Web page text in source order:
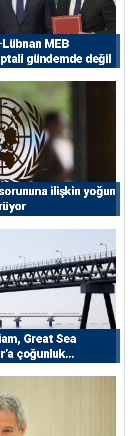
MEB
gündemde değil
sorununa ilişkin yoğun
Great Sea
çoğunluk